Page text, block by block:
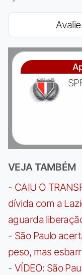
VEJA TAMBÉM
- CAIU O
dívida com a
aguarda
- São Paulo
peso, mas
- VÍDEO: São